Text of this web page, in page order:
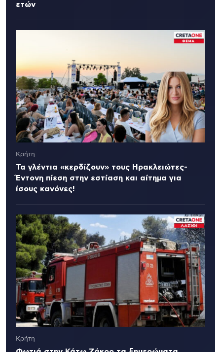
ετών
Κρήτη
Τα γλέντια «κερδίζουν» τους Ηρακλειώτες-
Έντονη πίεση στην εστίαση και αίτημα για
ίσους κανόνες!
Κρήτη